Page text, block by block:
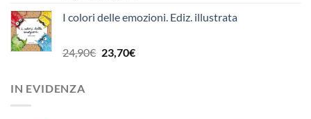
originale
14,80€.
attuale
14,10€.
I colori delle emozioni. Ediz. illustrata
24,90€ Il
23,70€Il
IN EVIDENZA